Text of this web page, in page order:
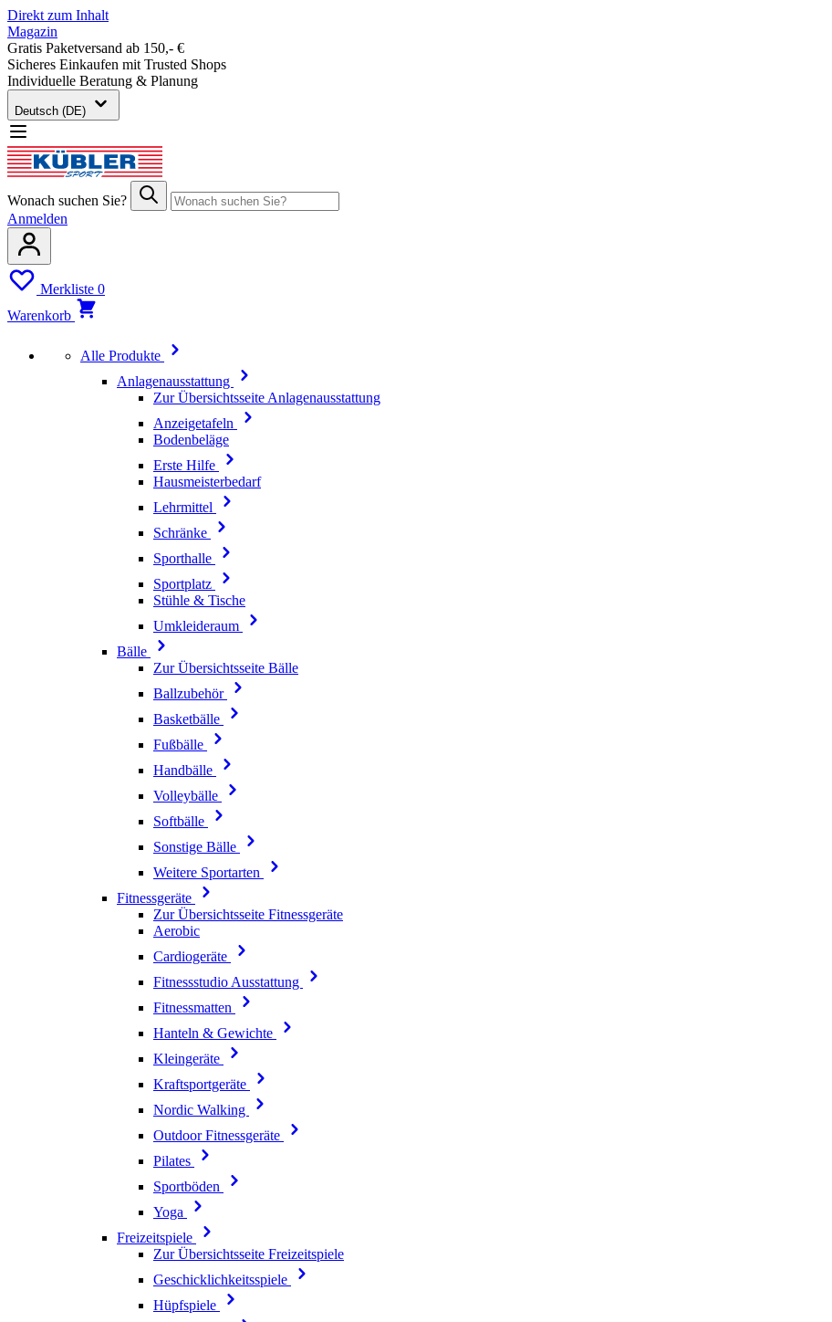
Direkt zum Inhalt
Magazin
Gratis Paketversand ab 150,- €
Sicheres Einkaufen mit Trusted Shops
Individuelle Beratung & Planung
Deutsch (DE)
Wonach suchen Sie?
Anmelden
Merkliste 0
Warenkorb
Alle Produkte
Anlagenausstattung
Zur Übersichtsseite Anlagenausstattung
Anzeigetafeln
Bodenbeläge
Erste Hilfe
Hausmeisterbedarf
Lehrmittel
Schränke
Sporthalle
Sportplatz
Stühle & Tische
Umkleideraum
Bälle
Zur Übersichtsseite Bälle
Ballzubehör
Basketbälle
Fußbälle
Handbälle
Volleybälle
Softbälle
Sonstige Bälle
Weitere Sportarten
Fitnessgeräte
Zur Übersichtsseite Fitnessgeräte
Aerobic
Cardiogeräte
Fitnessstudio Ausstattung
Fitnessmatten
Hanteln & Gewichte
Kleingeräte
Kraftsportgeräte
Nordic Walking
Outdoor Fitnessgeräte
Pilates
Sportböden
Yoga
Freizeitspiele
Zur Übersichtsseite Freizeitspiele
Geschicklichkeitsspiele
Hüpfspiele